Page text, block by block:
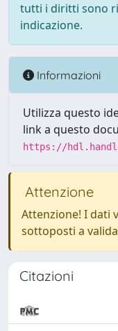
tutti i diritti sono
indicazione.
Informazioni
Utilizza questo
link a questo
https://
Attenzione
Attenzione! I dati
sottoposti a
Citazioni